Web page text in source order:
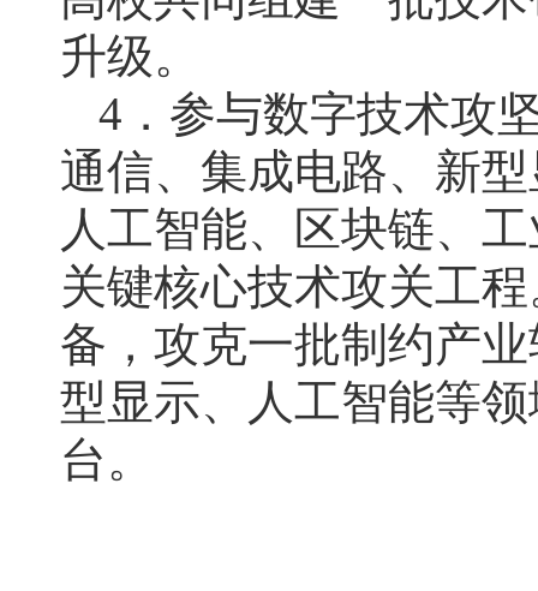
升级。
4．参与数字技术攻
通信、集成电路、新
人工智能、区块链、
关键核心技术攻关工
备，攻克一批制约产
型显示、人工智能等
台。